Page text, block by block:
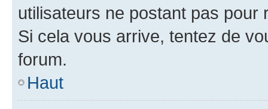
utilisateurs ne postant pas pour
Si cela vous arrive, tentez de
forum.
Haut